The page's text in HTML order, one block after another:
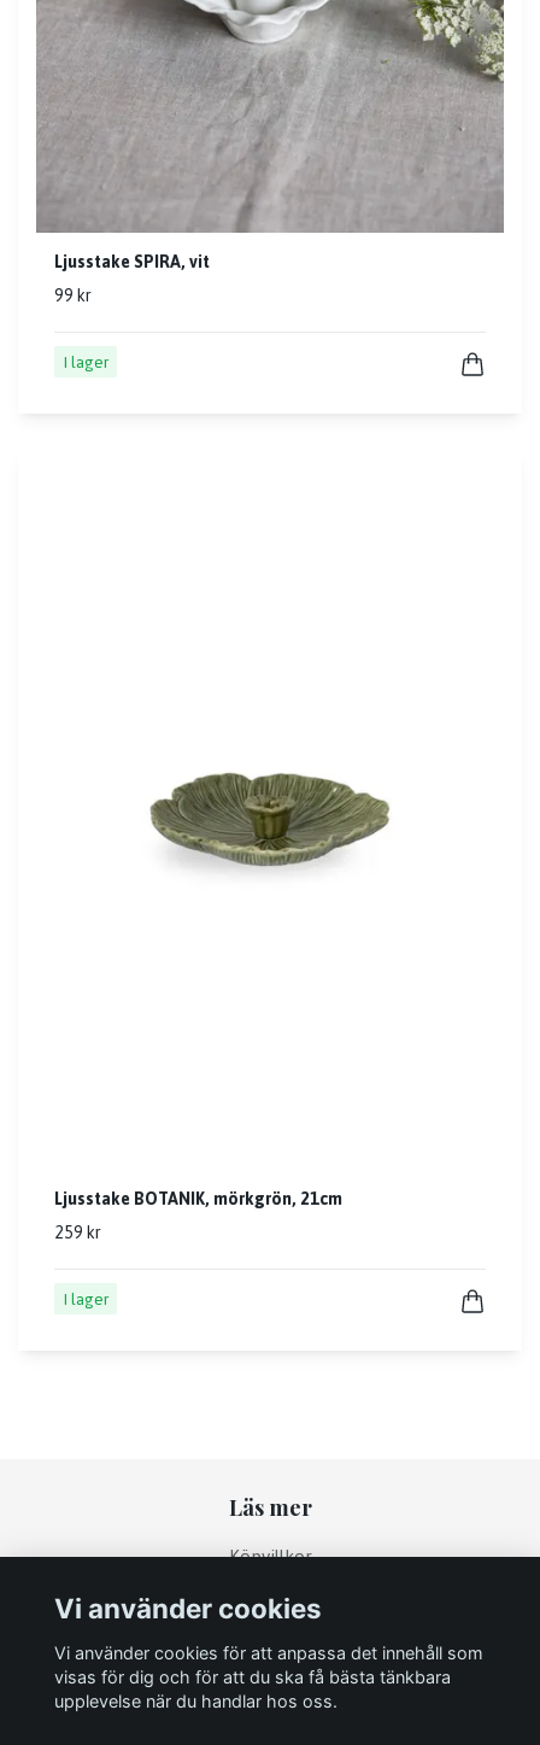
Ljusstake SPIRA, vit
99 kr
I lager
Ljusstake BOTANIK, mörkgrön, 21cm
259 kr
I lager
Läs mer
Köpvillkor
Sociala medier
Vi använder cookies
Vi använder cookies för att anpassa det innehåll som
visas för dig och för att du ska få bästa tänkbara
upplevelse när du handlar hos oss.